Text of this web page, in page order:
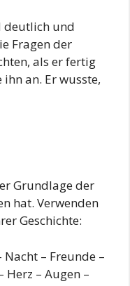
deutlich und
Fragen der
als er fertig
an. Er wusste,
Grundlage der
hat. Verwenden
Geschichte:
– Freunde –
Herz – Augen –